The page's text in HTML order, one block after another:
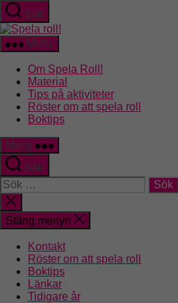
Hoppa
till
innehåll
Sök
Meny
Om Spela Roll!
Material
Tips på aktiviteter
Röster om att spela roll
Boktips
Meny
Sök
Sök
efter:
Stäng
sökningen
Stäng menyn
Kontakt
Röster om att spela roll
Boktips
Länkar
Tidigare år